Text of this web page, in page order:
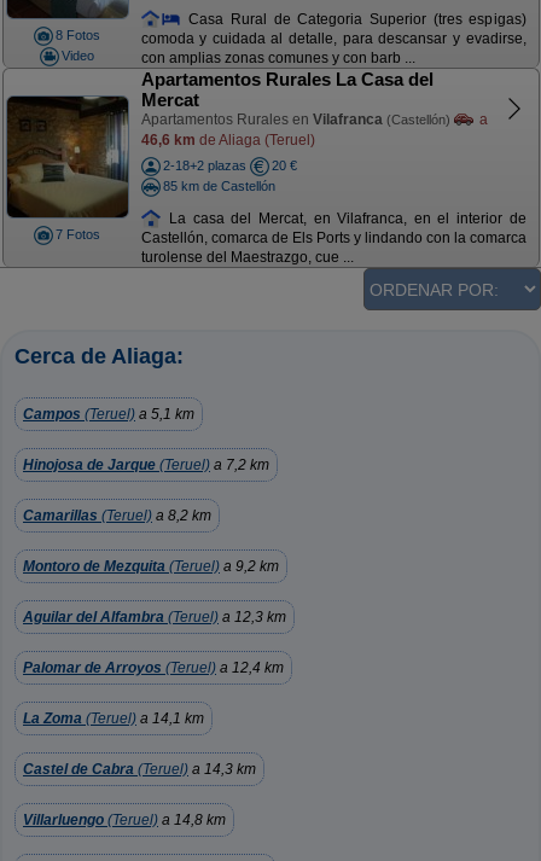
8 Fotos
Video
Casa Rural de Categoria Superior (tres espigas)
comoda y cuidada al detalle, para descansar y evadirse,
con amplias zonas comunes y con barb ...
7 Fotos
Apartamentos Rurales La Casa del
Mercat
Apartamentos Rurales en Vilafranca (Castellón)
a
46,6 km de Aliaga (Teruel)
2-18+2 plazas
20 €
85 km de Castellón
La casa del Mercat, en Vilafranca, en el interior de
Castellón, comarca de Els Ports y lindando con la comarca
turolense del Maestrazgo, cue ...
Cerca de Aliaga:
Campos (Teruel) a 5,1 km
Hinojosa de Jarque (Teruel) a 7,2 km
Camarillas (Teruel) a 8,2 km
Montoro de Mezquita (Teruel) a 9,2 km
Aguilar del Alfambra (Teruel) a 12,3 km
Palomar de Arroyos (Teruel) a 12,4 km
La Zoma (Teruel) a 14,1 km
Castel de Cabra (Teruel) a 14,3 km
Villarluengo (Teruel) a 14,8 km